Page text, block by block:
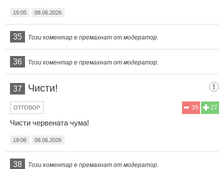
19:05 08.06.2026
35 Този коментар е премахнат от модератор.
36 Този коментар е премахнат от модератор.
37 Чисти!
27
39
ОТГОВОР
Чисти червената чума!
19:06 08.06.2026
38 Този коментар е премахнат от модератор.